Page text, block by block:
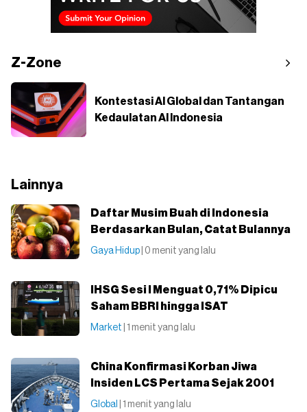
Z-Zone
Kontestasi AI Global dan Tantangan
Kedaulatan AI Indonesia
Lainnya
Daftar Musim Buah di Indonesia
Berdasarkan Bulan, Catat Bulannya
Gaya Hidup | 0 menit yang lalu
IHSG Sesi I Menguat 0,71% Dipicu
Saham BBRI hingga ISAT
Market | 1 menit yang lalu
China Konfirmasi Korban Jiwa
Insiden LCS Pertama Sejak 2001
Global | 1 menit yang lalu